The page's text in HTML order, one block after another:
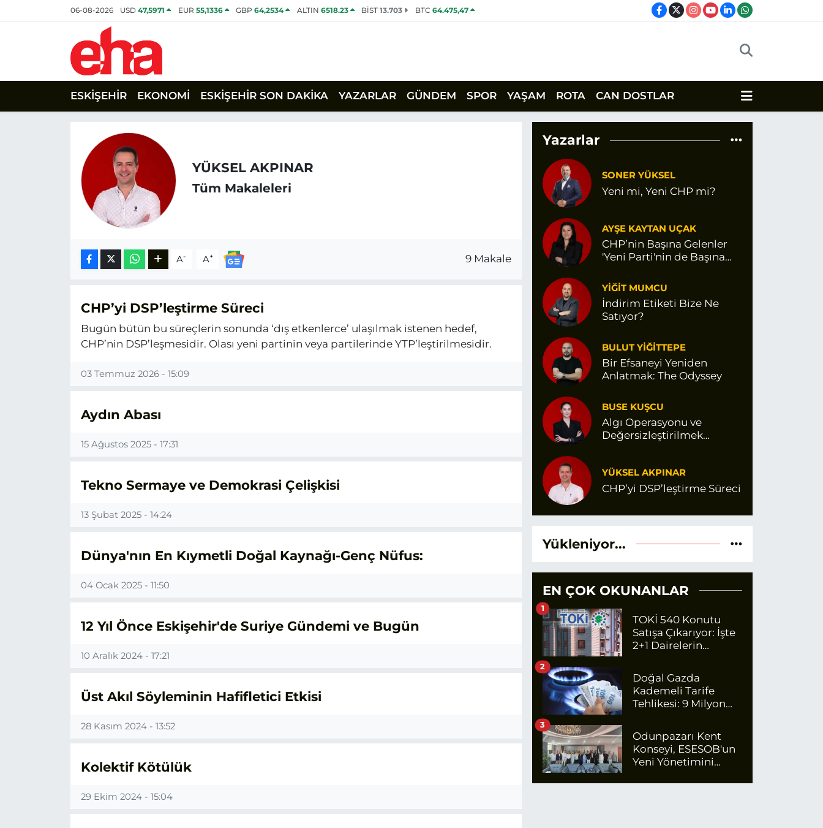
06-08-2026 USD47,5971 EUR 55,1336 GBP64,2534 ALTIN 6518.23 BİST13.703 BTC 64.475,47
ESKİŞEHİR EKONOMİ ESKİŞEHİR SON DAKİKA YAZARLAR GÜNDEM SPOR YAŞAM ROTA CAN DOSTLAR
YÜKSEL AKPINAR
Tüm Makaleleri
A- A+ 9 Makale
CHP’yi DSP’leştirme Süreci
Bugün bütün bu süreçlerin sonunda ‘dış etkenlerce’ ulaşılmak istenen hedef,
CHP’nin DSP’leşmesidir. Olası yeni partinin veya partilerinde YTP’leştirilmesidir.
03 Temmuz 2026 - 15:09
Aydın Abası
15 Ağustos 2025 - 17:31
Tekno Sermaye ve Demokrasi Çelişkisi
13 Şubat 2025 - 14:24
Dünya'nın En Kıymetli Doğal Kaynağı-Genç Nüfus:
04 Ocak 2025 - 11:50
12 Yıl Önce Eskişehir'de Suriye Gündemi ve Bugün
10 Aralık 2024 - 17:21
Üst Akıl Söyleminin Hafifletici Etkisi
28 Kasım 2024 - 13:52
Kolektif Kötülük
29 Ekim 2024 - 15:04
Yazarlar
SONER YÜKSEL
Yeni mi, Yeni CHP mi?
AYŞE KAYTAN UÇAK
CHP’nin Başına Gelenler
'Yeni Parti'nin de Başına
YİĞİT MUMCU
İndirim Etiketi Bize Ne
Satıyor?
BULUT YİĞİTTEPE
Bir Efsaneyi Yeniden
Anlatmak: The Odyssey
BUSE KUŞCU
Algı Operasyonu ve
Değersizleştirilmek…
YÜKSEL AKPINAR
CHP’yi DSP’leştirme Süreci
Yükleniyor...
EN ÇOK OKUNANLAR
TOKİ 540 Konutu
Satışa Çıkarıyor: İşte
2+1 Dairelerin
1
Doğal Gazda
Kademeli Tarife
Tehlikesi: 9 Milyon
Ödeyecek
2
Odunpazarı Kent
Konseyi, ESESOB'un
Yeni Yönetimini
3